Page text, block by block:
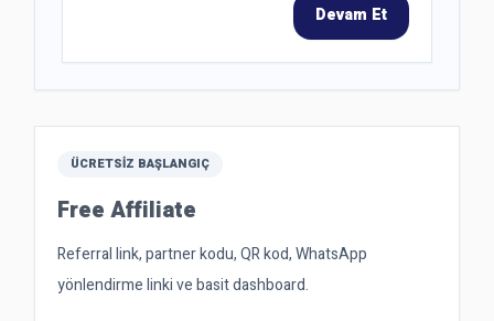
Devam Et
ÜCRETSIZ BAŞLANGIÇ
Free Affiliate
Referral link, partner kodu, QR kod, WhatsApp
yönlendirme linki ve basit dashboard.